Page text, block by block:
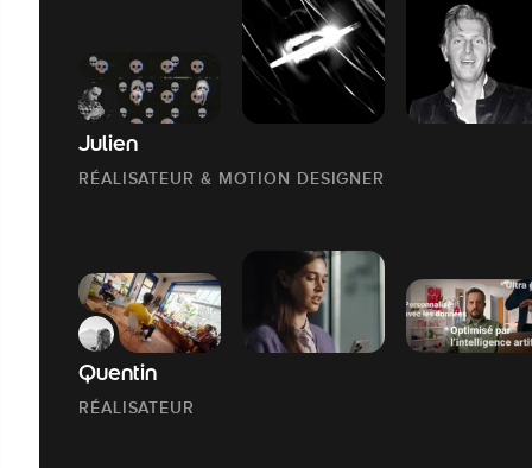
Julien
RÉALISATEUR & MOTION DESIGNER
Quentin
RÉALISATEUR